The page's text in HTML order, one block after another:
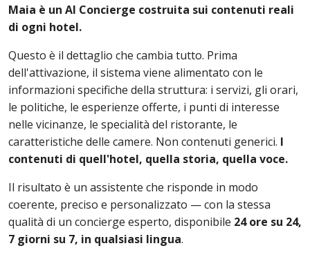
Maia è un AI Concierge costruita sui contenuti reali
di ogni hotel.
Questo è il dettaglio che cambia tutto. Prima
dell'attivazione, il sistema viene alimentato con le
informazioni specifiche della struttura: i servizi, gli orari,
le politiche, le esperienze offerte, i punti di interesse
nelle vicinanze, le specialità del ristorante, le
caratteristiche delle camere. Non contenuti generici. I
contenuti di quell'hotel, quella storia, quella voce.
Il risultato è un assistente che risponde in modo
coerente, preciso e personalizzato — con la stessa
qualità di un concierge esperto, disponibile 24 ore su 24,
7 giorni su 7, in qualsiasi lingua.